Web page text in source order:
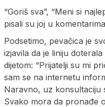
“Goriš sva”, “Meni si
pisali su joj u
Podsetimo, pevačica je
izjavila da je liniju
dijetom: “Prijatelji su mi
sam se na internetu
Naravno, uz konsultaciju
Svako mora da pronađe